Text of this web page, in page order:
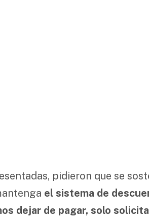
pidieron que se
el sistema de
dejar de pagar, solo